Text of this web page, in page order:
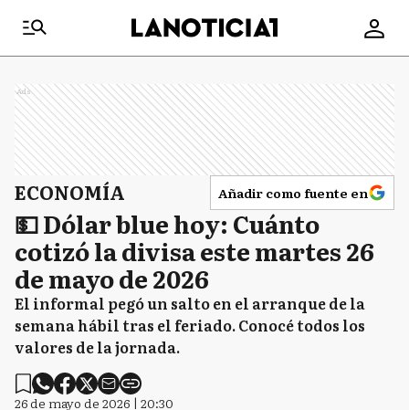
Ads
ECONOMÍA Añadir como fuente en
💵 Dólar blue hoy: Cuánto
cotizó la divisa este martes 26
de mayo de 2026
El informal pegó un salto en el arranque de la
semana hábil tras el feriado. Conocé todos los
valores de la jornada.
26 de mayo de 2026 | 20:30